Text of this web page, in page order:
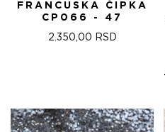
FRANCUSKA ČIPKA
CP066 - 47
2.350,00 RSD